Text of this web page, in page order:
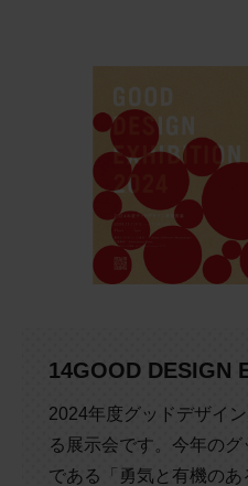
14GOOD DESIGN
2024年度グッドデザイ
る展示会です。今年の
である「勇気と有機の